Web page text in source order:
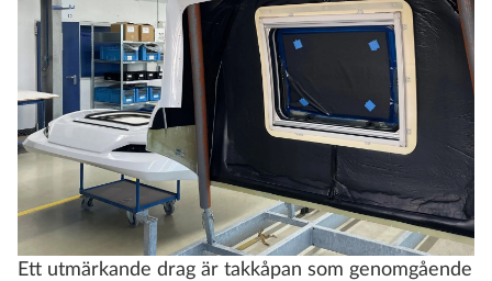
Ett utmärkande drag är takkåpan som genomgående